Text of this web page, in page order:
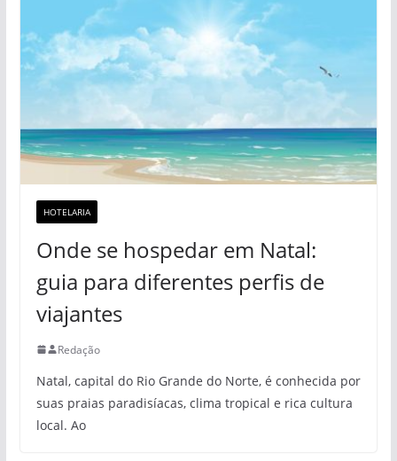
HOTELARIA
Onde se hospedar em Natal:
guia para diferentes perfis de
viajantes
Redação
Natal, capital do Rio Grande do Norte, é conhecida por
suas praias paradisíacas, clima tropical e rica cultura
local. Ao